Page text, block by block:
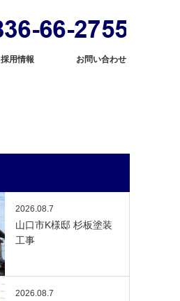
採用情報 お問い合わせ
2026.08.7
山口市K様邸 杉板塗装
工事
2026.08.7